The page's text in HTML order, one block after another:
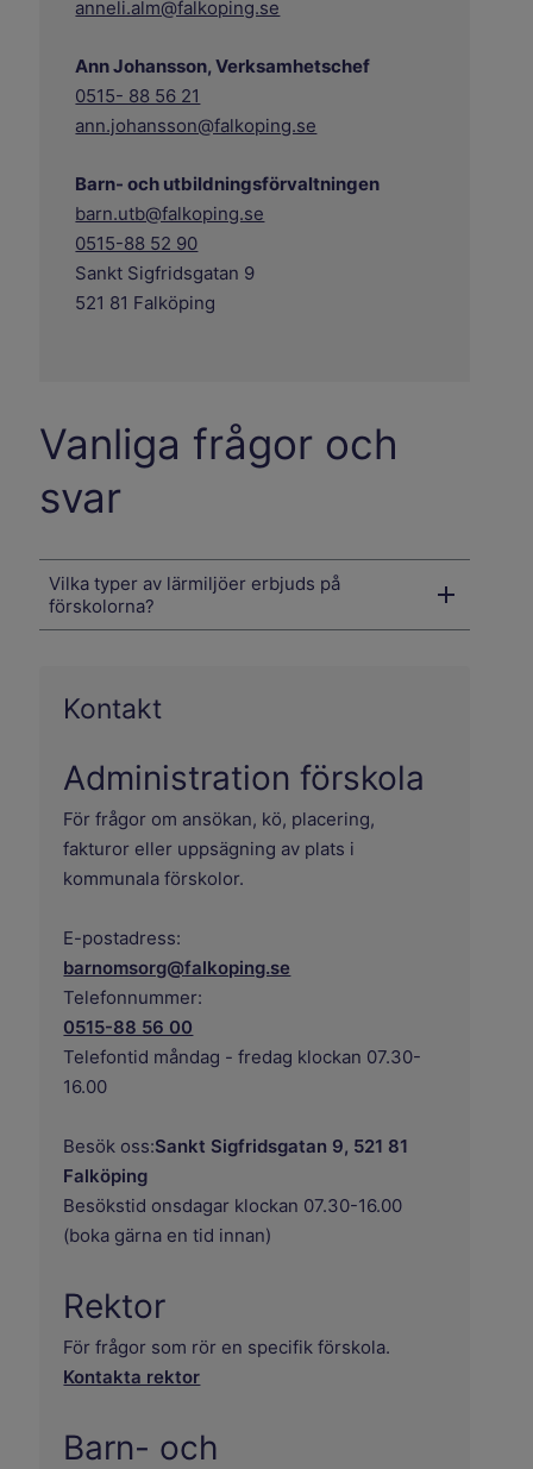
anneli.alm@falkoping.se
Ann Johansson, Verksamhetschef
0515- 88 56 21
ann.johansson@falkoping.se
Barn- och utbildningsförvaltningen
barn.utb@falkoping.se
0515-88 52 90
Sankt Sigfridsgatan 9
521 81 Falköping
Vanliga frågor och
svar
Vilka typer av lärmiljöer erbjuds på
förskolorna?
Kontakt
Administration förskola
För frågor om ansökan, kö, placering,
fakturor eller uppsägning av plats i
kommunala förskolor.
E-postadress:
barnomsorg@falkoping.se
Telefonnummer:
0515-88 56 00
Telefontid måndag - fredag klockan 07.30-
16.00
Besök oss:Sankt Sigfridsgatan 9, 521 81
Falköping
Besökstid onsdagar klockan 07.30-16.00
(boka gärna en tid innan)
Rektor
För frågor som rör en specifik förskola.
Kontakta rektor
Barn- och